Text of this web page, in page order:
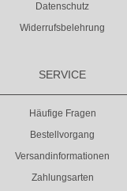
Datenschutz
Widerrufsbelehrung
SERVICE
Häufige Fragen
Bestellvorgang
Versandinformationen
Zahlungsarten